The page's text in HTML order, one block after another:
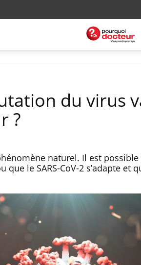
du virus
?
naturel. Il est possible
que le SARS-CoV-2 s’adapte et